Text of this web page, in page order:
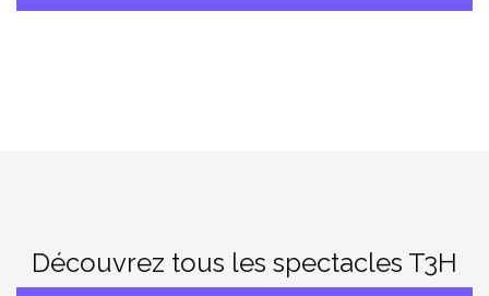
Découvrez tous les spectacles T3H